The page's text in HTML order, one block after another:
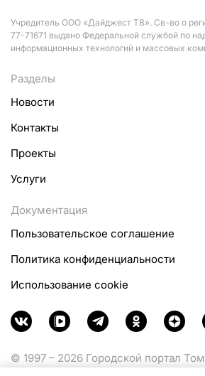
Учредитель ООО «Дайджест ТВ». Св-во о
77-71671 выдано Федеральной службой по
информационных технологий и массовых
Разделы
Новости
Контакты
Проекты
Услуги
Документация
Пользовательское соглашение
Политика конфиденциальности
Использование cookie
© 1997 – 2026 Городской портал